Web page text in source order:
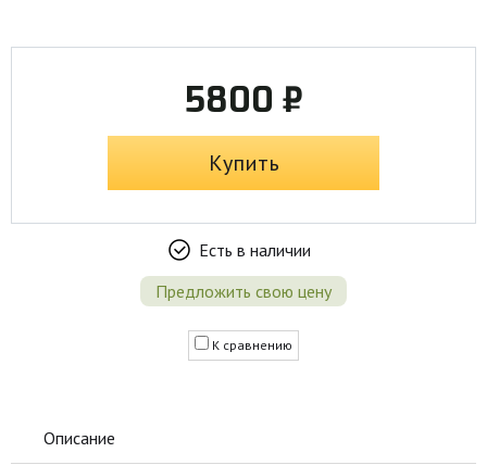
5800 ₽
Купить
Есть в наличии
Предложить свою цену
К сравнению
Описание